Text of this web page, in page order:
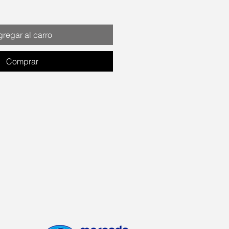
al carro
Comprar